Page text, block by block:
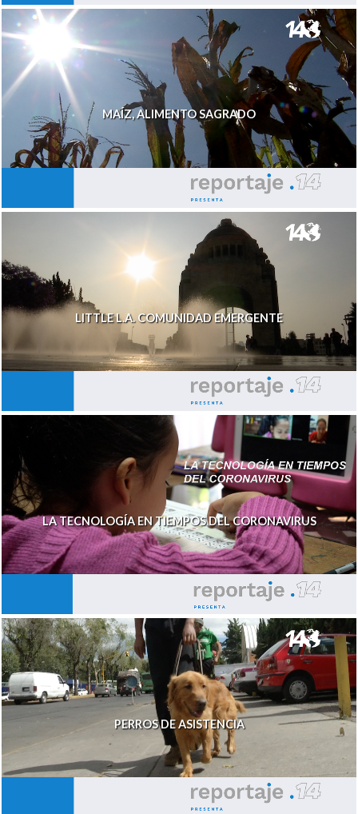
MAÍZ, ALIMENTO SAGRADO
LITTLE L.A. COMUNIDAD EMERGENTE
LA TECNOLOGÍA EN TIEMPOS DEL CORONAVIRUS
PERROS DE ASISTENCIA